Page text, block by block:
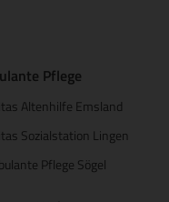
Pflege
Altenhilfe Emsland
Sozialstation Lingen
Pflege Sögel